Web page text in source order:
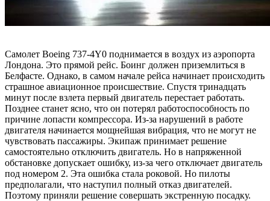
Самолет Boeing 737-4Y0 поднимается в воздух из аэропорта
Лондона. Это прямой рейс. Боинг должен приземлиться в
Белфасте. Однако, в самом начале рейса начинает происходить
страшное авиационное происшествие. Спустя тринадцать
минут после взлета первый двигатель перестает работать.
Позднее станет ясно, что он потерял работоспособность по
причине лопасти компрессора. Из-за нарушений в работе
двигателя начинается мощнейшая вибрация, что не могут не
чувствовать пассажиры. Экипаж принимает решение
самостоятельно отключить двигатель. Но в напряженной
обстановке допускает ошибку, из-за чего отключает двигатель
под номером 2. Эта ошибка стала роковой. Но пилоты
предполагали, что наступил полный отказ двигателей.
Поэтому приняли решение совершать экстренную посадку.